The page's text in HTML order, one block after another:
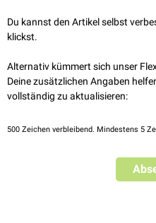
Du kannst den Artikel selbst
klickst.
Alternativ kümmert sich unser
Deine zusätzlichen Angaben
vollständig zu aktualisieren:
500 Zeichen verbleibend. Mindestens 5